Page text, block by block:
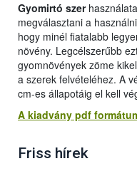
Gyomirtó szer
megválasztani a
hogy minél fiatalabb
növény. Legcélszerűbb
gyomnövények zöme
a szerek felvételéhez. A
cm-es állapotáig el kell
A kiadvány pdf
Friss hírek